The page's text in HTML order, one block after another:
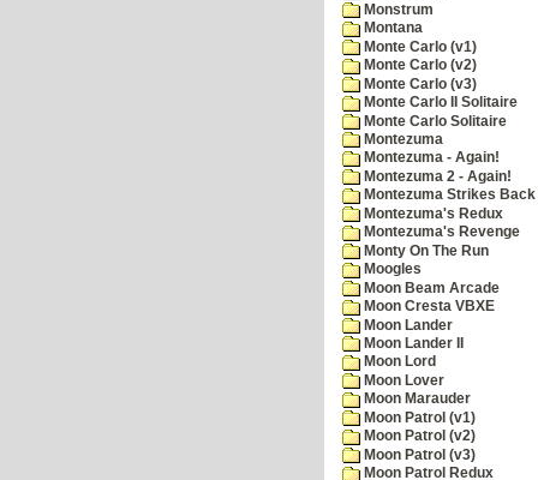
Monstrum
Montana
Monte Carlo (v1)
Monte Carlo (v2)
Monte Carlo (v3)
Monte Carlo II Solitaire
Monte Carlo Solitaire
Montezuma
Montezuma - Again!
Montezuma 2 - Again!
Montezuma Strikes Back
Montezuma's Redux
Montezuma's Revenge
Monty On The Run
Moogles
Moon Beam Arcade
Moon Cresta VBXE
Moon Lander
Moon Lander II
Moon Lord
Moon Lover
Moon Marauder
Moon Patrol (v1)
Moon Patrol (v2)
Moon Patrol (v3)
Moon Patrol Redux